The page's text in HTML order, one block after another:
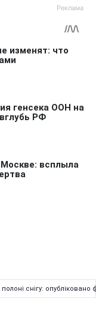
снігу: опубліковано